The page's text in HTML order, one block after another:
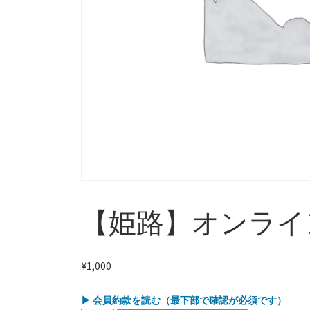
【姫路】オンラ
¥1,000
▶ 会員約款を読む（最下部で確認が必須です）